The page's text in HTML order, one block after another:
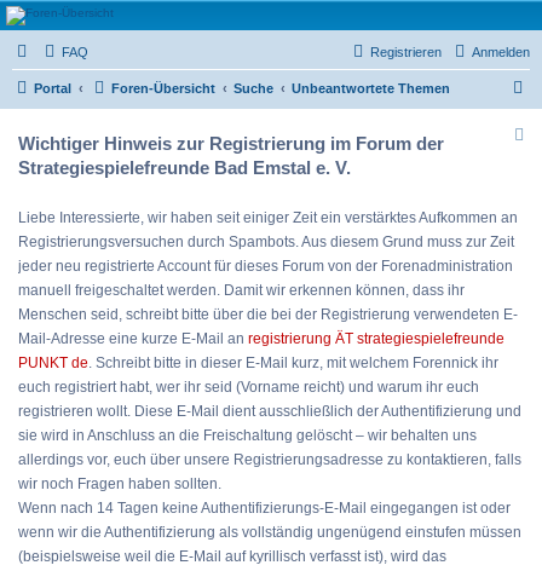
Strategiespielefreunde
Bad Emstal e.V.
Das Forum der Strategiespielefreunde Bad Emstal e.V. - Tabletop und mehr
FAQ Anmelden
Registrieren
Portal Foren-Übersicht Suche Unbeantwortete Themen
Wichtiger Hinweis zur Registrierung im Forum der
Strategiespielefreunde Bad Emstal e. V.
Liebe Interessierte, wir haben seit einiger Zeit ein verstärktes Aufkommen an
Registrierungsversuchen durch Spambots. Aus diesem Grund muss zur Zeit
jeder neu registrierte Account für dieses Forum von der Forenadministration
manuell freigeschaltet werden. Damit wir erkennen können, dass ihr
Menschen seid, schreibt bitte über die bei der Registrierung verwendeten E-
Mail-Adresse eine kurze E-Mail an registrierung ÄT strategiespielefreunde
PUNKT de. Schreibt bitte in dieser E-Mail kurz, mit welchem Forennick ihr
euch registriert habt, wer ihr seid (Vorname reicht) und warum ihr euch
registrieren wollt. Diese E-Mail dient ausschließlich der Authentifizierung und
sie wird in Anschluss an die Freischaltung gelöscht – wir behalten uns
allerdings vor, euch über unsere Registrierungsadresse zu kontaktieren, falls
wir noch Fragen haben sollten.
Wenn nach 14 Tagen keine Authentifizierungs-E-Mail eingegangen ist oder
wenn wir die Authentifizierung als vollständig ungenügend einstufen müssen
(beispielsweise weil die E-Mail auf kyrillisch verfasst ist), wird das